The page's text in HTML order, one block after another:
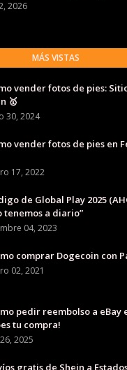
2026
MÁS VISTAS
vender fotos de pies:
🥇
30, 2024
vender fotos de pies en
17, 2022
de Global Play 2025
tenemos a diario”
04, 2023
comprar Dogecoin con
02, 2021
pedir reembolso a eBay
tu compra!
2025
gratis de Shein a